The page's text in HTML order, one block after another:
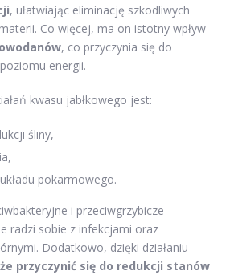
, ułatwiając eliminację szkodliwych
Co więcej, ma on istotny wpływ
, co przyczynia się do
energii.
kwasu jabłkowego jest:
śliny,
pokarmowego.
i przeciwgrzybicze
radzi sobie z infekcjami oraz
Dodatkowo, dzięki działaniu
przyczynić się do redukcji stanów